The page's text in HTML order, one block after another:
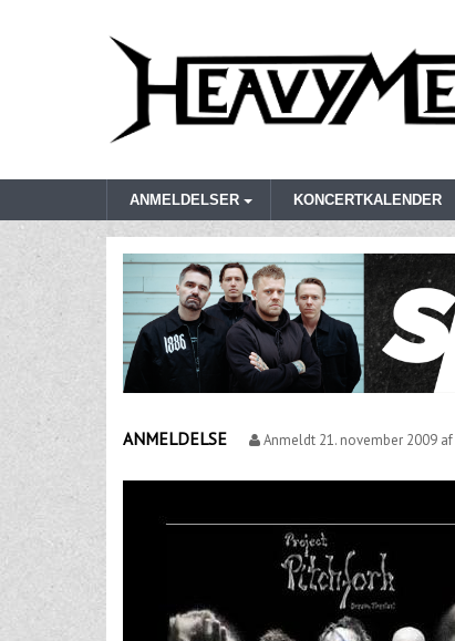
ANMELDELSER KONCERTKALENDER
ANMELDELSE Anmeldt 21. november 2009 af